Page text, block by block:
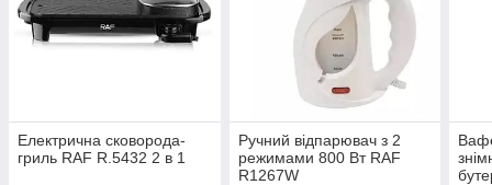
Електрична сковорода-
гриль RAF R.5432 2 в 1
Ручний відпарювач з 2
режимами 800 Вт RAF
R1267W